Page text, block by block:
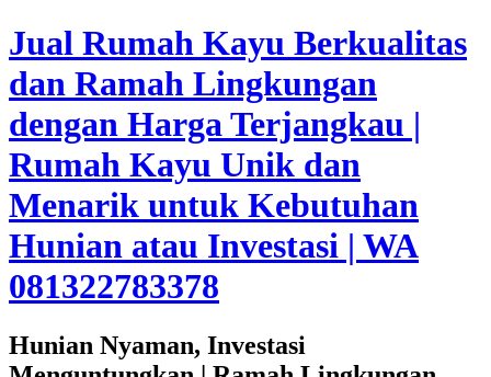
Jual Rumah Kayu Berkualitas
dan Ramah Lingkungan
dengan Harga Terjangkau |
Rumah Kayu Unik dan
Menarik untuk Kebutuhan
Hunian atau Investasi | WA
081322783378
Hunian Nyaman, Investasi